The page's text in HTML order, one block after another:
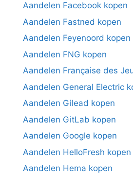
Aandelen Facebook kopen
Aandelen Fastned kopen
Aandelen Feyenoord kopen
Aandelen FNG kopen
Aandelen Française des
Aandelen General Electric
Aandelen Gilead kopen
Aandelen GitLab kopen
Aandelen Google kopen
Aandelen HelloFresh kopen
Aandelen Hema kopen